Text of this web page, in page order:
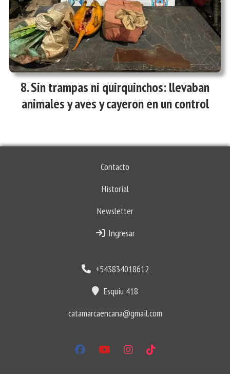
Sin trampas ni quirquinchos: llevaban
animales y aves y cayeron en un control
Contacto
Historial
Newsletter
Ingresar
+543834018612
Esquiu 418
catamarcaencana@gmail.com